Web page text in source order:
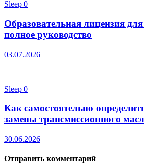
Sleep 0
Образовательная лицензия
полное руководство
03.07.2026
Sleep 0
Как самостоятельно
замены трансмиссионного
30.06.2026
Отправить комментарий